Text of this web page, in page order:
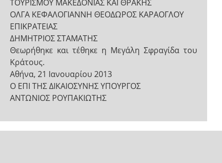
ΤΟΥΡΙΣΜΟΥ ΜΑΚΕΔΟΝΙΑΣ ΚΑΙ ΘΡΑΚΗΣ
ΟΛΓΑ ΚΕΦΑΛΟΓΙΑΝΝΗ ΘΕΟΔΩΡΟΣ ΚΑΡΑΟΓΛΟΥ
ΕΠΙΚΡΑΤΕΙΑΣ
ΔΗΜΗΤΡΙΟΣ ΣΤΑΜΑΤΗΣ
Θεωρήθηκε και τέθηκε η Μεγάλη Σφραγίδα του
Κράτους.
Αθήνα, 21 Ιανουαρίου 2013
Ο ΕΠΙ ΤΗΣ ΔΙΚΑΙΟΣΥΝΗΣ ΥΠΟΥΡΓΟΣ
ΑΝΤΩΝΙΟΣ ΡΟΥΠΑΚΙΩΤΗΣ